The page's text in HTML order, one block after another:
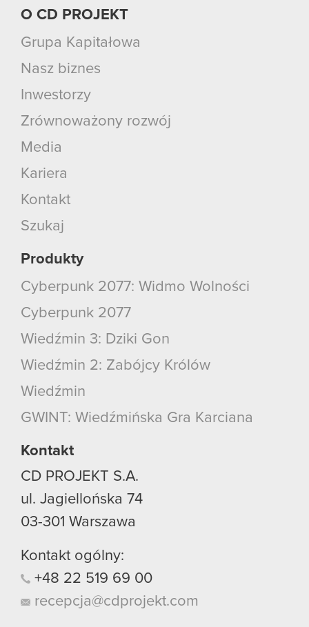
O CD PROJEKT
Grupa Kapitałowa
Nasz biznes
Inwestorzy
Zrównoważony rozwój
Media
Kariera
Kontakt
Szukaj
Produkty
Cyberpunk 2077: Widmo Wolności
Cyberpunk 2077
Wiedźmin 3: Dziki Gon
Wiedźmin 2: Zabójcy Królów
Wiedźmin
GWINT: Wiedźmińska Gra Karciana
Kontakt
CD PROJEKT S.A.
ul. Jagiellońska 74
03-301 Warszawa
Kontakt ogólny:
+48 22 519 69 00
recepcja@cdprojekt.com